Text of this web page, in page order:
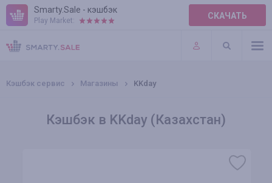
Smarty.Sale - кэшбэк
Play Market: СКАЧАТЬ
ПРАВИЛА
ПЛАГИНЫ
Кэшбэк сервис Магазины KKday
Кэшбэк в KKday (Казахстан)